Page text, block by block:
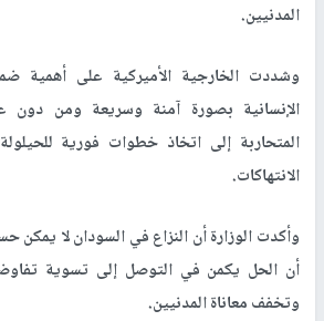
المدنيين.
وشددت الخارجية الأميركية على أهمية
الإنسانية بصورة آمنة وسريعة ومن دون
المتحاربة إلى اتخاذ خطوات فورية
الانتهاكات.
وأكدت الوزارة أن النزاع في السودان لا يمكن
أن الحل يكمن في التوصل إلى تسوية
وتخفف معاناة المدنيين.